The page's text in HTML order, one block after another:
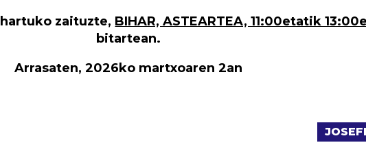
hartuko zaituzte, BIHAR, ASTEARTEA, 11:00etatik
bitartean.
Arrasaten, 2026ko martxoaren 2an